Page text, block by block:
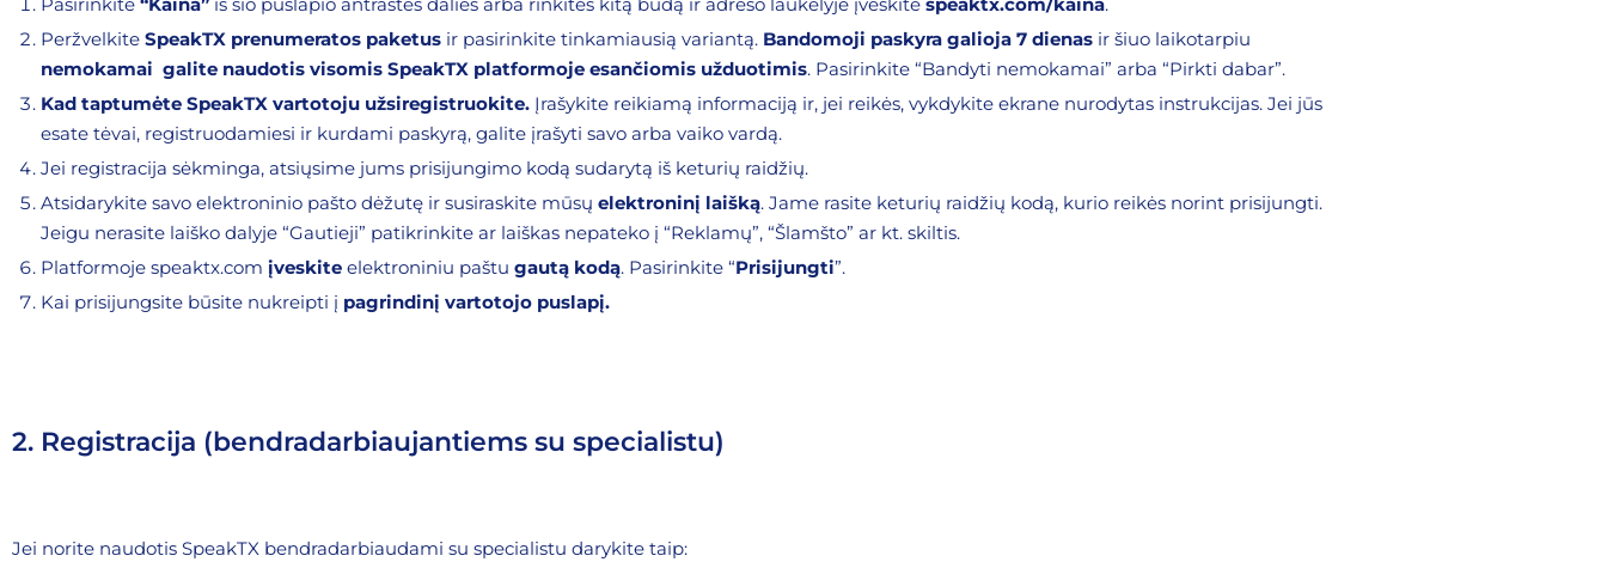
Peržvelkite SpeakTX prenumeratos paketus ir pasirinkite tinkamiausią variantą. Bandomoji paskyra galioja 7 dienas ir šiuo laikotarpiu
nemokamai galite naudotis visomis SpeakTX platformoje esančiomis užduotimis. Pasirinkite “Bandyti nemokamai” arba “Pirkti dabar”.
Kad taptumėte SpeakTX vartotoju užsiregistruokite. Įrašykite reikiamą informaciją ir, jei reikės, vykdykite ekrane nurodytas instrukcijas. Jei jūs
esate tėvai, registruodamiesi ir kurdami paskyrą, galite įrašyti savo arba vaiko vardą.
Jei registracija sėkminga, atsiųsime jums prisijungimo kodą sudarytą iš keturių raidžių.
Atsidarykite savo elektroninio pašto dėžutę ir susiraskite mūsų elektroninį laišką. Jame rasite keturių raidžių kodą, kurio reikės norint prisijungti.
Jeigu nerasite laiško dalyje “Gautieji” patikrinkite ar laiškas nepateko į “Reklamų”, “Šlamšto” ar kt. skiltis.
Platformoje speaktx.com įveskite elektroniniu paštu gautą kodą. Pasirinkite “Prisijungti”.
Kai prisijungsite būsite nukreipti į pagrindinį vartotojo puslapį.
2. Registracija (bendradarbiaujantiems su specialistu)
Jei norite naudotis SpeakTX bendradarbiaudami su specialistu darykite taip: